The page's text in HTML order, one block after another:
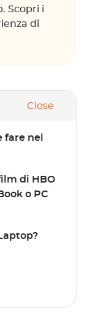
Scopri i
di
Close
fare nel
di HBO
o PC